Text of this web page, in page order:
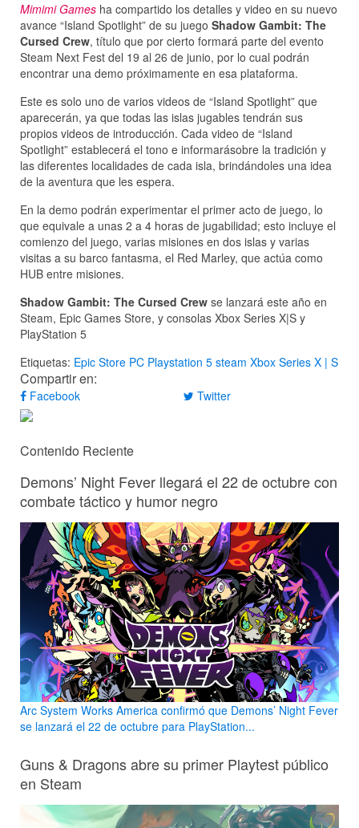
Mimimi Games ha compartido los detalles y video en su nuevo
avance “Island Spotlight” de su juego Shadow Gambit: The
Cursed Crew, título que por cierto formará parte del evento
Steam Next Fest del 19 al 26 de junio, por lo cual podrán
encontrar una demo próximamente en esa plataforma.
Este es solo uno de varios videos de “Island Spotlight” que
aparecerán, ya que todas las islas jugables tendrán sus
propios videos de introducción. Cada video de “Island
Spotlight” establecerá el tono e informarásobre la tradición y
las diferentes localidades de cada isla, brindándoles una idea
de la aventura que les espera.
En la demo podrán experimentar el primer acto de juego, lo
que equivale a unas 2 a 4 horas de jugabilidad; esto incluye el
comienzo del juego, varias misiones en dos islas y varias
visitas a su barco fantasma, el Red Marley, que actúa como
HUB entre misiones.
Shadow Gambit: The Cursed Crew se lanzará este año en
Steam, Epic Games Store, y consolas Xbox Series X|S y
PlayStation 5
Etiquetas: Epic Store PC Playstation 5 steam Xbox Series X | S
Compartir en:
Facebook Twitter
Contenido Reciente
Demons’ Night Fever llegará el 22 de octubre con
combate táctico y humor negro
Arc System Works America confirmó que Demons’ Night Fever
se lanzará el 22 de octubre para PlayStation...
Guns & Dragons abre su primer Playtest público
en Steam